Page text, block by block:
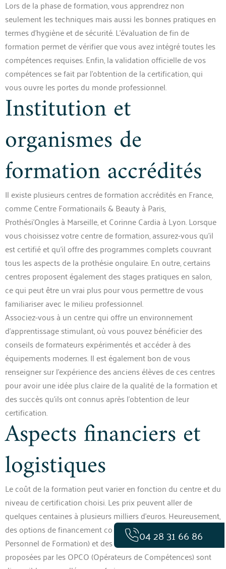
Lors de la phase de formation, vous apprendrez non
seulement les techniques mais aussi les bonnes pratiques en
termes d’hygiène et de sécurité. L’évaluation de fin de
formation permet de vérifier que vous avez intégré toutes les
compétences requises. Enfin, la validation officielle de vos
compétences se fait par l’obtention de la certification, qui
vous ouvre les portes du monde professionnel.
Institution et
organismes de
formation accrédités
Il existe plusieurs centres de formation accrédités en France,
comme Centre Formationails & Beauty à Paris,
Prothési’Ongles à Marseille, et Corinne Cardia à Lyon. Lorsque
vous choisissez votre centre de formation, assurez-vous qu’il
est certifié et qu’il offre des programmes complets couvrant
tous les aspects de la prothésie ongulaire. En outre, certains
centres proposent également des stages pratiques en salon,
ce qui peut être un vrai plus pour vous permettre de vous
familiariser avec le milieu professionnel.
Associez-vous à un centre qui offre un environnement
d’apprentissage stimulant, où vous pouvez bénéficier des
conseils de formateurs expérimentés et accéder à des
équipements modernes. Il est également bon de vous
renseigner sur l’expérience des anciens élèves de ces centres
pour avoir une idée plus claire de la qualité de la formation et
des succès qu’ils ont connus après l’obtention de leur
certification.
Aspects financiers et
logistiques
Le coût de la formation peut varier en fonction du centre et du
niveau de certification choisi. Les prix peuvent aller de
quelques centaines à plusieurs milliers d’euros. Heureusement,
des options de financement comme le CPF (Compte
Personnel de Formation) et des aides telles que celles
proposées par les OPCO (Opérateurs de Compétences) sont
04 28 31 66 86